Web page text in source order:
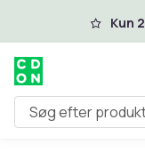
Spring til Kun
Søg efter produkter